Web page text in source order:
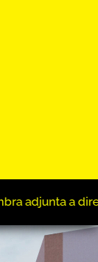
Romero y